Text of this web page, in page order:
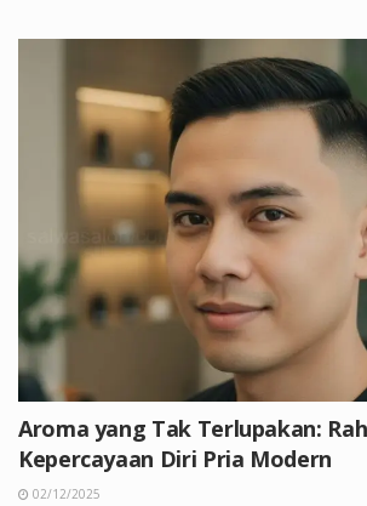
Aroma yang Tak Terlupakan:
Kepercayaan Diri Pria Modern
02/12/2025